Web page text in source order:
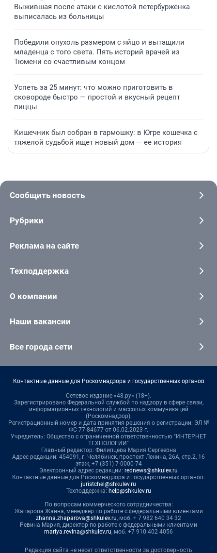
Выжившая после атаки с кислотой петербурженка
выписалась из больницы
Победили опухоль размером с яйцо и вытащили
младенца с того света. Пять историй врачей из
Тюмени со счастливым концом
Успеть за 25 минут: что можно приготовить в
сковороде быстро — простой и вкусный рецепт
пиццы
Кишечник был собран в гармошку: в Югре кошечка с
тяжелой судьбой ищет новый дом — ее история
Сообщить новость
Рубрики
Реклама на сайте
Техподдержка
О компании
Наши вакансии
Все города сети
Контактные данные для Роскомнадзора и государственных органов
Сетевое издание «48.ру» (18+).
Зарегистрировано Федеральной службой по надзору в сфере связи,
информационных технологий и массовых коммуникаций
(Роскомнадзор).
Регистрационный номер и дата принятия решения о регистрации: ЭЛ №
ФС 77-84677 от 06.02.2023 г.
Учредитель: Общество с ограниченной ответственностью "ИНТЕРНЕТ
ТЕХНОЛОГИИ"
Главный редактор: Филипцева Мария Сергеевна
Адрес редакции: 454091, г. Челябинск, проспект Ленина, 26А, стр.2, 16
этаж, +7 (351) 7-0000-74
Электронный адрес редакции: rednews@shkulev.ru
Контактные данные для Роскомнадзора и государственных органов:
juristchel@shkulev.ru
Техподдержка: help@shkulev.ru
По вопросам коммерческого сотрудничества:
Жапарова Жанна, менеджер по работе с федеральными клиентами
zhanna.zhaparova@shkulev.ru, моб. + 7 982 640 34 32
Ревина Мария, директор по работе с федеральными клиентами
mariya.revina@shkulev.ru, моб. +7 910 402 4056
Редакция сайта не несет ответственности за достоверность